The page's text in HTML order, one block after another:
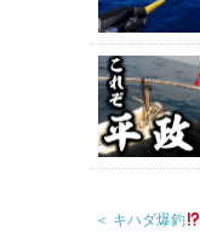
＜ キハダ爆釣